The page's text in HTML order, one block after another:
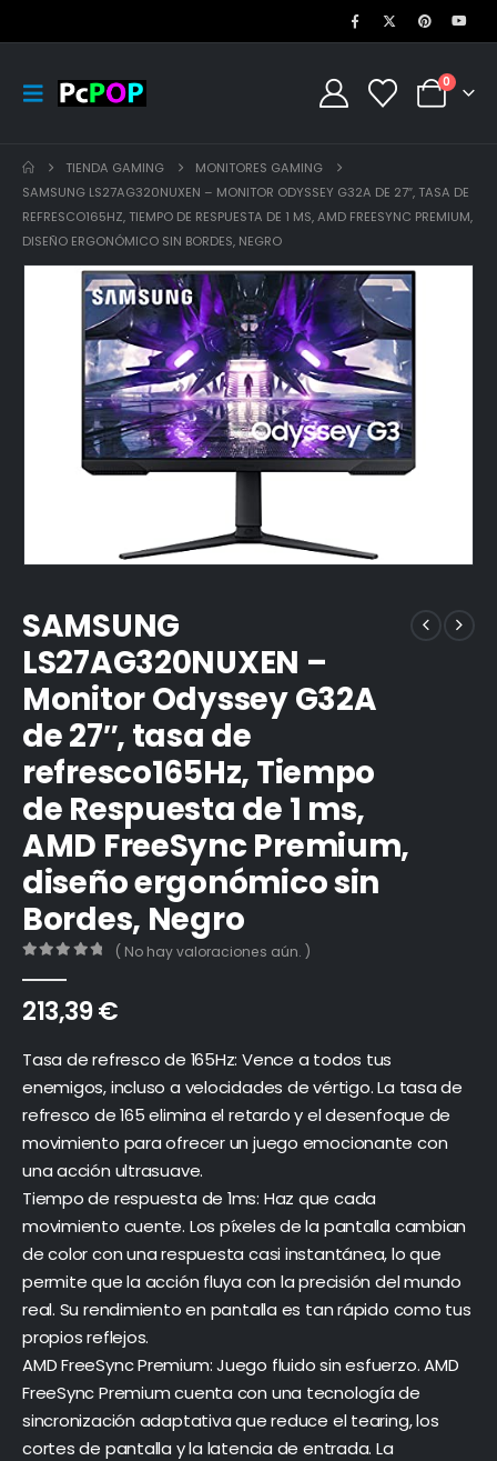
0
TIENDA GAMING
MONITORES GAMING
SAMSUNG LS27AG320NUXEN – MONITOR ODYSSEY G32A DE 27″, TASA DE
REFRESCO165HZ, TIEMPO DE RESPUESTA DE 1 MS, AMD FREESYNC PREMIUM,
DISEÑO ERGONÓMICO SIN BORDES, NEGRO
SAMSUNG
LS27AG320NUXEN –
Monitor Odyssey G32A
de 27″, tasa de
refresco165Hz, Tiempo
de Respuesta de 1 ms,
AMD FreeSync Premium,
diseño ergonómico sin
Bordes, Negro
( No hay valoraciones aún. )
213,39€
Tasa de refresco de 165Hz: Vence a todos tus
enemigos, incluso a velocidades de vértigo. La tasa de
refresco de 165 elimina el retardo y el desenfoque de
movimiento para ofrecer un juego emocionante con
una acción ultrasuave.
Tiempo de respuesta de 1ms: Haz que cada
movimiento cuente. Los píxeles de la pantalla cambian
de color con una respuesta casi instantánea, lo que
permite que la acción fluya con la precisión del mundo
real. Su rendimiento en pantalla es tan rápido como tus
propios reflejos.
AMD FreeSync Premium: Juego fluido sin esfuerzo. AMD
FreeSync Premium cuenta con una tecnología de
sincronización adaptativa que reduce el tearing, los
cortes de pantalla y la latencia de entrada. La